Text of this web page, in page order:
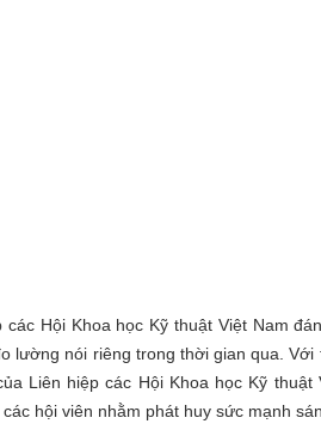
Hội Khoa học Kỹ thuật Việt Nam
lường nói riêng trong thời gian qua. Với
Liên hiệp các Hội Khoa học Kỹ thuật
hội viên nhằm phát huy sức mạnh